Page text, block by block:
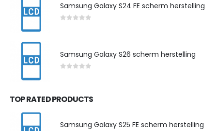
Samsung Galaxy S24 FE scherm herstelling
Samsung Galaxy S26 scherm herstelling
TOP RATED PRODUCTS
Samsung Galaxy S25 FE scherm herstelling